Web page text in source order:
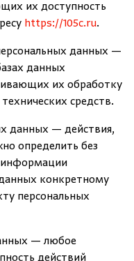
их доступность
https://105c.ru.
данных —
данных
их обработку
средств.
данных — действия,
определить без
информации
конкретному
персональных
— любое
действий